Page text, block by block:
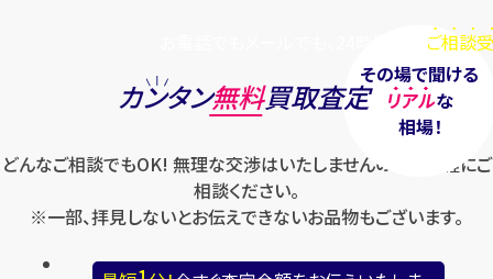
ご相談
その場で聞ける
リアルな
相場！
カンタン無料買取査定
どんなご相談でもOK! 無理な交渉はいたしませんのでお気軽にご
相談ください。
※一部、拝見しないとお伝えできないお品物もございます。